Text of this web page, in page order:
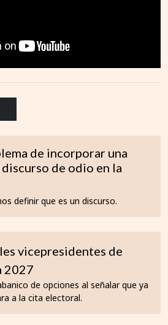
de incorporar una
de odio en la
definir que es un discurso.
vicepresidentes de
2027
de opciones al señalar que ya
a la cita electoral.